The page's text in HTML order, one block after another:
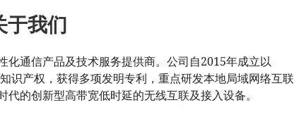
于我们
化通信产品及技术服务提供商。公司自2015年成立以
识产权，获得多项发明专利，重点研发本地局域网络互联
代的创新型高带宽低时延的无线互联及接入设备。